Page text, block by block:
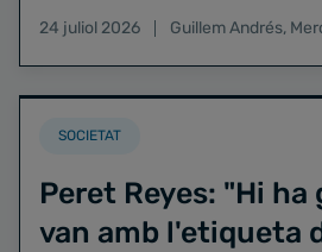
24 juliol 2026
Guillem Andrés,
SOCIETAT
Peret Reyes: "Hi ha
van amb l'etiqueta